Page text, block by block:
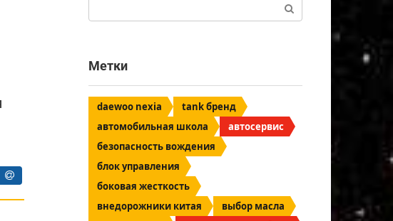
Метки
daewoo nexia
tank бренд
автомобильная школа
автосервис
безопасность вождения
блок управления
боковая жесткость
внедорожники китая
выбор масла